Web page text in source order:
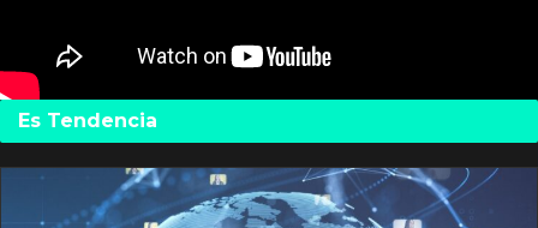
Es Tendencia